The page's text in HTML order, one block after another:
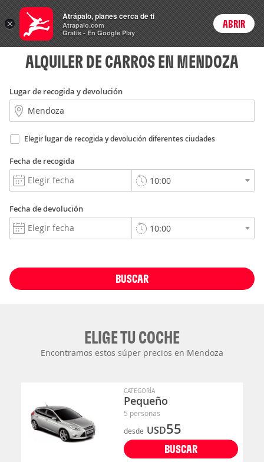
Rent
a Car Login
ALQUILER DE CARROS EN MENDOZA
Lugar de recogida y devolución
Elegir lugar de recogida y devolución diferentes ciudades
Fecha de recogida
Fecha de devolución
BUSCAR
ELIGE TU COCHE
Encontramos estos súper precios en Mendoza
CATEGORÍA
Pequeño
5 personas
desde USD55
BUSCAR
×
Atrápalo, planes cerca de ti
Atrapalo.com
Gratis - En Google Play
ABRIR